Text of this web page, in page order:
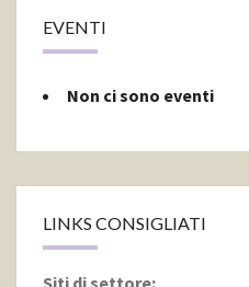
EVENTI
Non ci sono eventi
LINKS CONSIGLIATI
Siti di settore: